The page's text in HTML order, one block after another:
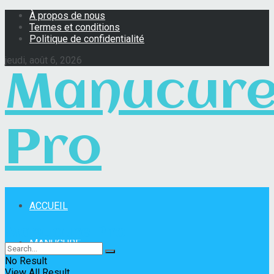
À propos de nous
Termes et conditions
Politique de confidentialité
jeudi, août 6, 2026
Pro
ACCUEIL
MANUCURE
No Result